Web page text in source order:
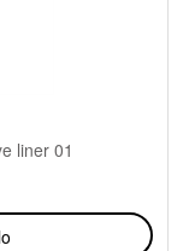
liner 01